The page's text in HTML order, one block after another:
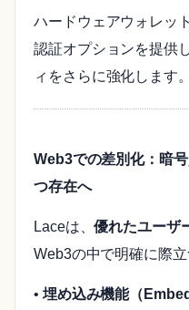
ハードウェアウォレッ
認証オプションを提供
ィをさらに強化します。
Web3での差別化：暗
つ存在へ
Laceは、優れたユーザ
Web3の中で明確に際立
• 埋め込み機能（